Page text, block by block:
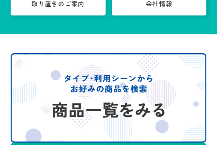
取り置きのご案内 会社情報